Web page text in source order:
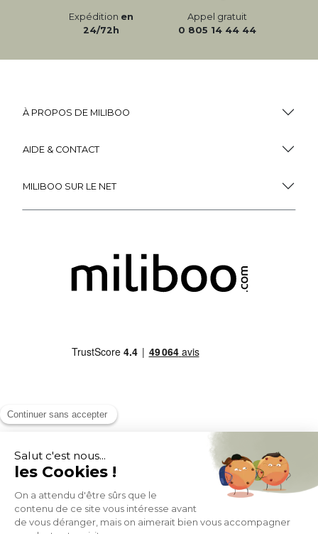
Expédition en
24/72h
Appel gratuit
0 805 14 44 44
À PROPOS DE MILIBOO
AIDE & CONTACT
MILIBOO SUR LE NET
MOYENS DE PAIEMENT